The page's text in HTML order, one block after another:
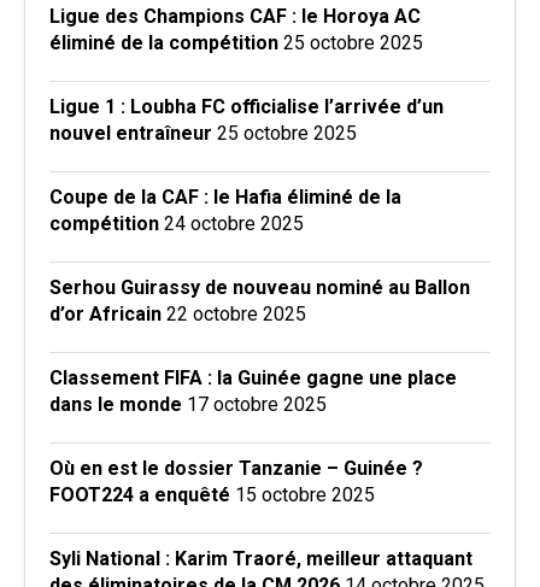
Ligue des Champions CAF : le Horoya AC
éliminé de la compétition 25 octobre 2025
Ligue 1 : Loubha FC officialise l’arrivée d’un
nouvel entraîneur 25 octobre 2025
Coupe de la CAF : le Hafia éliminé de la
compétition 24 octobre 2025
Serhou Guirassy de nouveau nominé au Ballon
d’or Africain 22 octobre 2025
Classement FIFA : la Guinée gagne une place
dans le monde 17 octobre 2025
Où en est le dossier Tanzanie – Guinée ?
FOOT224 a enquêté 15 octobre 2025
Syli National : Karim Traoré, meilleur attaquant